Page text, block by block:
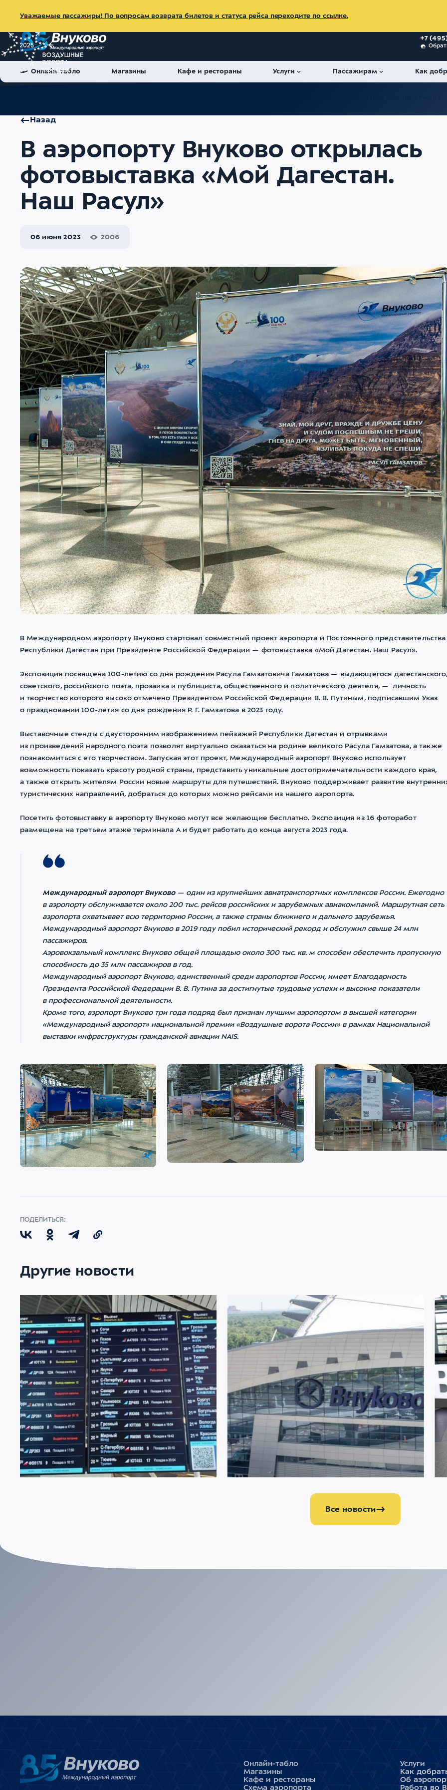
Уважаемые пассажиры! По вопросам возврата билетов и статуса рейса переходите по ссылке.
+7
Онлайн-табло Магазины Кафе и рестораны Услуги Пассажирам Как
Назад
В аэропорту Внуково открылась
фотовыставка «Мой Дагестан.
Наш Расул»
06 июня 2023 2006
В Международном аэропорту Внуково стартовал совместный проект аэропорта и Постоянного представительства
Республики Дагестан при Президенте Российской Федерации — фотовыставка «Мой Дагестан. Наш Расул».
Экспозиция посвящена 100-летию со дня рождения Расула Гамзатовича Гамзатова — выдающегося
советского, российского поэта, прозаика и публициста, общественного и политического деятеля, — личность
и творчество которого высоко отмечено Президентом Российской Федерации В. В. Путиным, подписавшим Указ
о праздновании 100-летия со дня рождения Р. Г. Гамзатова в 2023 году.
Выставочные стенды с двусторонним изображением пейзажей Республики Дагестан и отрывками
из произведений народного поэта позволят виртуально оказаться на родине великого Расула Гамзатова, а также
познакомиться с его творчеством. Запуская этот проект, Международный аэропорт Внуково использует
возможность показать красоту родной страны, представить уникальные достопримечательности каждого края,
а также открыть жителям России новые маршруты для путешествий. Внуково поддерживает развитие
туристических направлений, добраться до которых можно рейсами из нашего аэропорта.
Посетить фотовыставку в аэропорту Внуково могут все желающие бесплатно. Экспозиция из 16 фоторабот
размещена на третьем этаже терминала А и будет работать до конца августа 2023 года.
Международный аэропорт Внуково— один из крупнейших авиатранспортных комплексов России. Ежегодно
в аэропорту обслуживается около 200 тыс. рейсов российских и зарубежных авиакомпаний. Маршрутная сеть
аэропорта охватывает всю территорию России, а также страны ближнего и дальнего зарубежья.
Международный аэропорт Внуково в 2019 году побил исторический рекорд и обслужил свыше 24 млн
пассажиров.
Аэровокзальный комплекс Внуково общей площадью около 300 тыс. кв. м способен обеспечить пропускную
способность до 35 млн пассажиров в год.
Международный аэропорт Внуково, единственный среди аэропортов России, имеет Благодарность
Президента Российской Федерации В. В. Путина за достигнутые трудовые успехи и высокие показатели
в профессиональной деятельности.
Кроме того, аэропорт Внуково три года подряд был признан лучшим аэропортом в высшей категории
«Международный аэропорт» национальной премии «Воздушные ворота России» в рамках Национальной
выставки инфраструктуры гражданской авиации NAIS.
ПОДЕЛИТЬСЯ:
Другие новости
Меняемся ради комфорта пассажиров
21 ИЮЛЯ 2026 1894
Аэропорт Внуково становится партнером
аэропорта Шереметьево по управлению
аэропортом Домодедово
20
Все новости
Онлайн-табло
Магазины
Кафе и рестораны
Схема аэропорта
Услуги
Как
Об
Работа во